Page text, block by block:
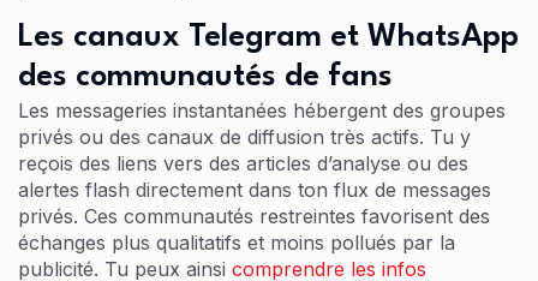
Les canaux Telegram et WhatsApp
des communautés de fans
Les messageries instantanées hébergent des groupes
privés ou des canaux de diffusion très actifs. Tu y
reçois des liens vers des articles d’analyse ou des
alertes flash directement dans ton flux de messages
privés. Ces communautés restreintes favorisent des
échanges plus qualitatifs et moins pollués par la
publicité. Tu peux ainsi comprendre les infos